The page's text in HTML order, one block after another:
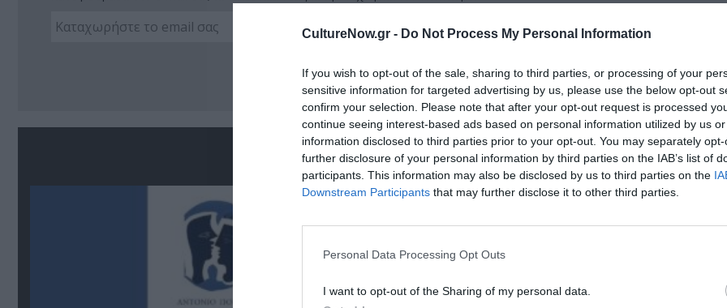
CultureNow.gr - Do Not Process My Personal Information
If you wish to opt-out of the sale, sharing to third parties, or processing of your
sensitive information for targeted advertising by us, please use the below opt-out
confirm your selection. Please note that after your opt-out request is processed
continue seeing interest-based ads based on personal information utilized by us
information disclosed to third parties prior to your opt-out. You may separately
further disclosure of your personal information by third parties on the IAB’s list of
participants. This information may also be disclosed by us to third parties on the
Downstream Participants that may further disclose it to other third parties.
Personal Data Processing Opt Outs
I want to opt-out of the Sharing of my personal data.
Σχετικά Άρθρα